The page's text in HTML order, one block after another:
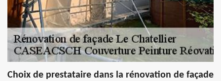
Choix de prestataire dans la rénovation de façade